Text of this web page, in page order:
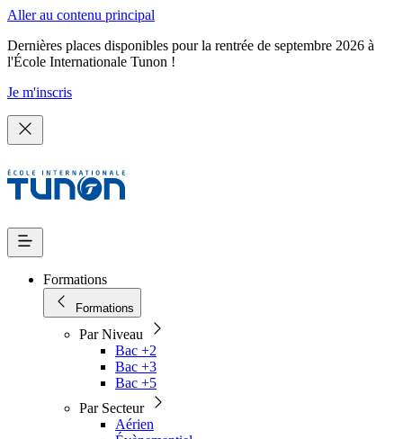
Aller au contenu principal
Dernières places disponibles pour la rentrée de septembre 2026 à
l'École Internationale Tunon !
Je m'inscris
Formations
Formations
Par Niveau
Bac +2
Bac +3
Bac +5
Par Secteur
Aérien